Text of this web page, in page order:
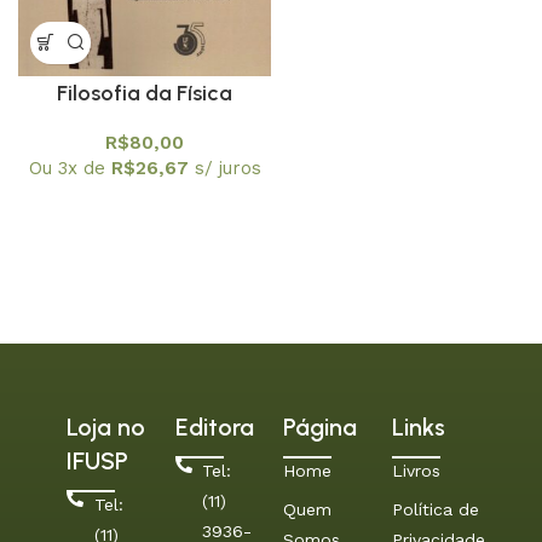
Filosofia da Física
e Epistemologia da Física
R$80,00
Ou 3x de R$26,67 s/ juros
Loja no
IFUSP
Tel:
(11)
Editora
Tel:
(11)
3936-
Página
Home
Quem
Links
Livros
Política de